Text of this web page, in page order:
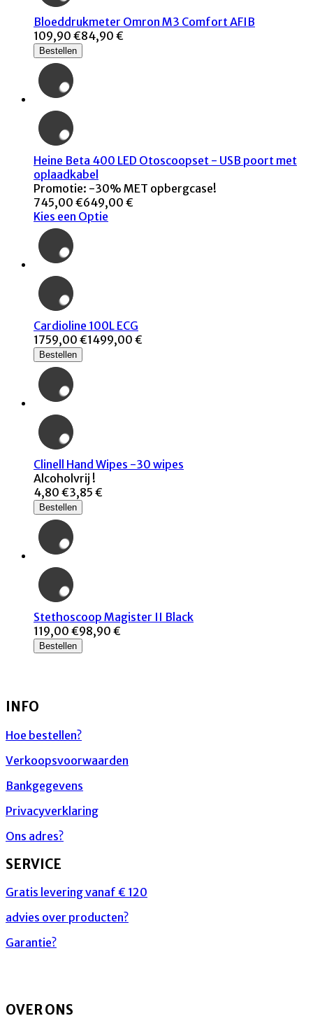
Bloeddrukmeter Omron M3 Comfort AFIB
109,90 €84,90 €
Bestellen
Heine Beta 400 LED Otoscoopset - USB poort met
oplaadkabel
Promotie: -30% MET opbergcase!
745,00 €649,00 €
Kies een Optie
Cardioline 100L ECG
1759,00 €1499,00 €
Bestellen
Clinell Hand Wipes -30 wipes
Alcoholvrij !
4,80 €3,85 €
Bestellen
Stethoscoop Magister II Black
119,00 €98,90 €
Bestellen
INFO
Hoe bestellen?
Verkoopsvoorwaarden
Bankgegevens
Privacyverklaring
Ons adres?
SERVICE
Gratis levering vanaf € 120
advies over producten?
Garantie?
OVER ONS